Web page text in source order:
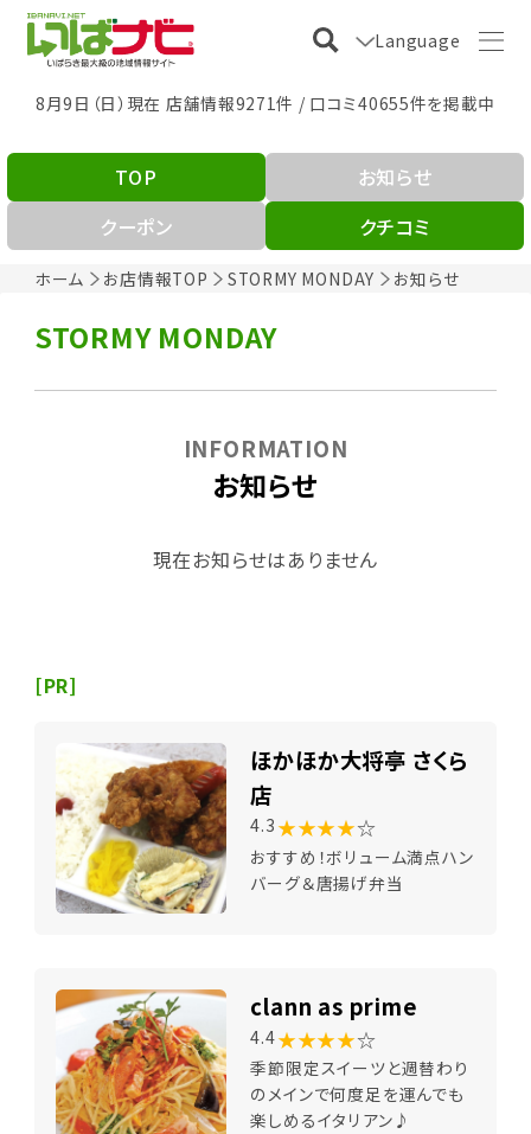
Language
8月9日（日）現在 店舗情報9271件 / 口コミ40655件を掲載中
ホーム お店情報TOP STORMY MONDAY お知らせ
TOP
お知らせ
クーポン
クチコミ
STORMY MONDAY
お知らせ
INFORMATION
現在お知らせはありません
[PR]
ほかほか大将亭 さくら
店
4.3 ★★★★☆
おすすめ！ボリューム満点ハン
バーグ＆唐揚げ弁当
clann as prime
4.4★★★★☆
季節限定スイーツと週替わり
のメインで何度足を運んでも
楽しめるイタリアン♪